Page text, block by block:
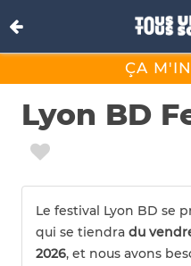
ÇA
Lyon BD
Le festival Lyon BD se
qui se tiendra du
2026, et nous avons